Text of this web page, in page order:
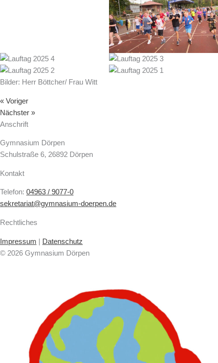
Bilder: Herr Böttcher/ Frau Witt
« Voriger
Nächster »
Anschrift
Gymnasium Dörpen
Schulstraße 6, 26892 Dörpen
Kontakt
Telefon: 04963 / 9077-0
sekretariat@gymnasium-doerpen.de
Rechtliches
Impressum | Datenschutz
© 2026 Gymnasium Dörpen